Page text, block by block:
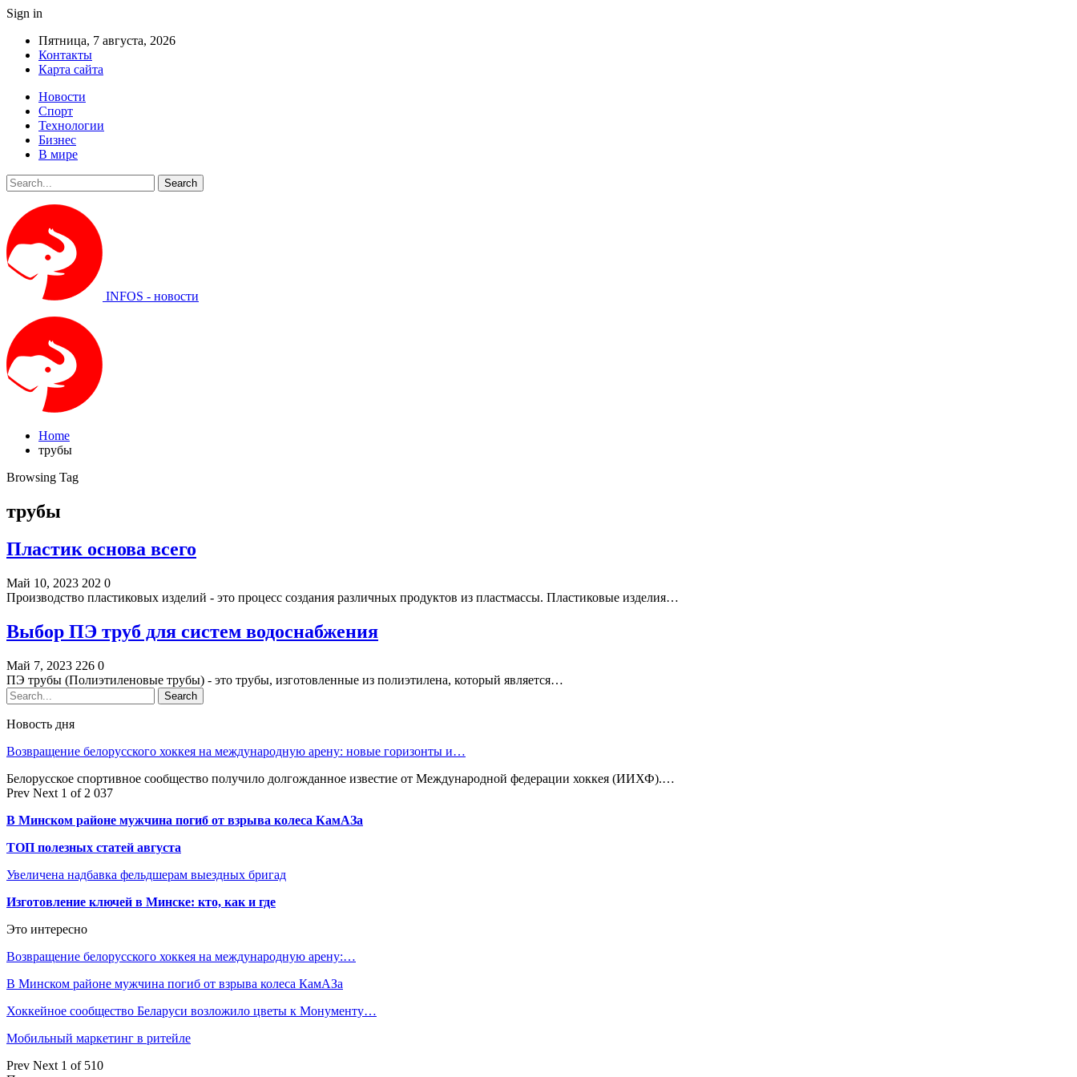
Sign in
Пятница, 7 августа, 2026
Контакты
Карта сайта
Новости
Спорт
Технологии
Бизнес
В мире
INFOS - новости
Home
трубы
Browsing Tag
трубы
Пластик основа всего
Май 10, 2023 202 0
Производство пластиковых изделий - это процесс создания различных продуктов из пластмассы. Пластиковые изделия…
Выбор ПЭ труб для систем водоснабжения
Май 7, 2023 226 0
ПЭ трубы (Полиэтиленовые трубы) - это трубы, изготовленные из полиэтилена, который является…
Новость дня
Возвращение белорусского хоккея на международную арену: новые горизонты и…
Белорусское спортивное сообщество получило долгожданное известие от Международной федерации хоккея (ИИХФ).…
Prev Next 1 of 2 037
В Минском районе мужчина погиб от взрыва колеса КамАЗа
ТОП полезных статей августа
Увеличена надбавка фельдшерам выездных бригад
Изготовление ключей в Минске: кто, как и где
Это интересно
Возвращение белорусского хоккея на международную арену:…
В Минском районе мужчина погиб от взрыва колеса КамАЗа
Хоккейное сообщество Беларуси возложило цветы к Монументу…
Мобильный маркетинг в ритейле
Prev Next 1 of 510